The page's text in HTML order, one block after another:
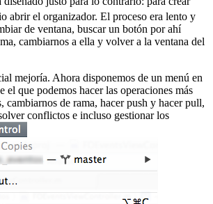
abrir el organizador. El proceso era lento y
de ventana, buscar un botón por ahí
cambiarnos a ella y volver a la ventana del
mejoría. Ahora disponemos de un menú en
el que podemos hacer las operaciones más
cambiarnos de rama, hacer push y hacer pull,
conflictos e incluso gestionar los